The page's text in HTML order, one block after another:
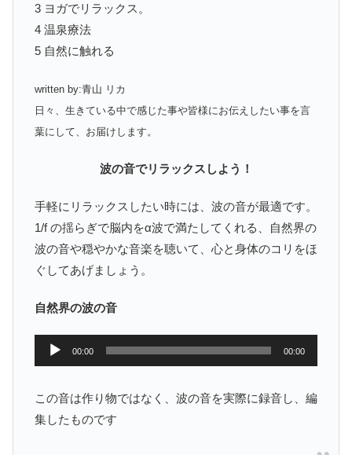
3 ヨガでリラックス。
4 温泉療法
5 自然に触れる
written by:青山 リカ
日々、生きている中で感じた事や皆様にお伝えしたい事を言
葉にして、お届けします。
波の音でリラックスしよう！
手軽にリラックスしたい時には、波の音が最適です。
1/f の揺らぎで脳内をα波で満たしてくれる、自然界の
波の音や穏やかな音楽を聴いて、心と身体のコリをほ
ぐしてあげましょう。
自然界の波の音
声
レ
ー
00:00 00:00
この音は作り物ではなく、波の音を実際に録音し、編
集したものです